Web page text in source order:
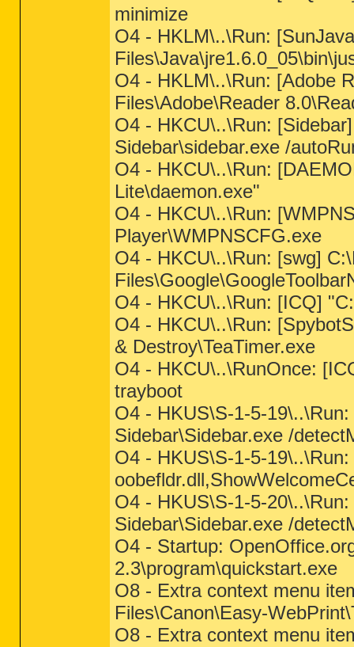
minimize
O4 - HKLM\..\Run:
O4 - HKLM\..\Run: [Adobe
Files\Adobe\Reader
O4 - HKCU\..\Run:
Sidebar\sidebar.exe /
O4 - HKCU\..\Run:
Lite\daemon.exe"
O4 - HKCU\..\Run:
Player\WMPNSCFG.exe
O4 - HKCU\..\Run: [swg]
O4 - HKCU\..\Run: [ICQ]
O4 - HKCU\..\Run:
& Destroy\TeaTimer.exe
O4 - HKCU\..\RunOnce:
trayboot
O4 - HKUS\S-1-5-
Sidebar\Sidebar.exe /
O4 - HKUS\S-1-5-
O4 - HKUS\S-1-5-
Sidebar\Sidebar.exe /
O4 - Startup:
2.3\program\quickstart.exe
O8 - Extra context menu
Files\Canon\Easy-
O8 - Extra context menu